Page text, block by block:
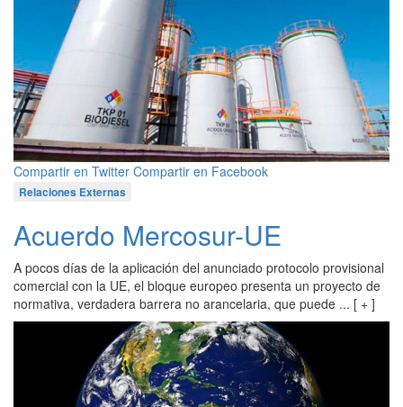
Compartir en Twitter Compartir en Facebook
Relaciones Externas
Acuerdo Mercosur-UE
A pocos días de la aplicación del anunciado protocolo provisional
comercial con la UE, el bloque europeo presenta un proyecto de
normativa, verdadera barrera no arancelaria, que puede ... [ + ]